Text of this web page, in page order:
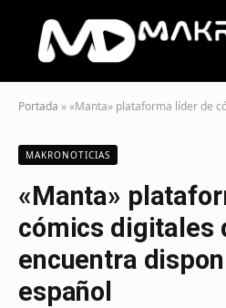
Portada »«Manta» plataforma líder de cómics digitales
MAKRONOTICIAS
«Manta»
cómics digitales
encuentra
español